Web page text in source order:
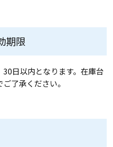
期限
日以内となります。在庫台
了承ください。